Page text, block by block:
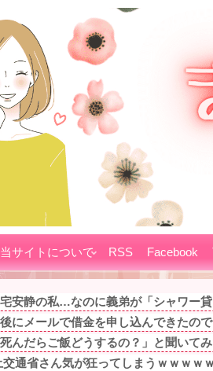
当サイトについて RSS Facebook
安静の私…なのに義弟が「シャワー
にメールで借金を申し込んできたの
んだらご飯どうするの？」と聞いて
交通省さん気が狂ってしまうｗｗｗｗ